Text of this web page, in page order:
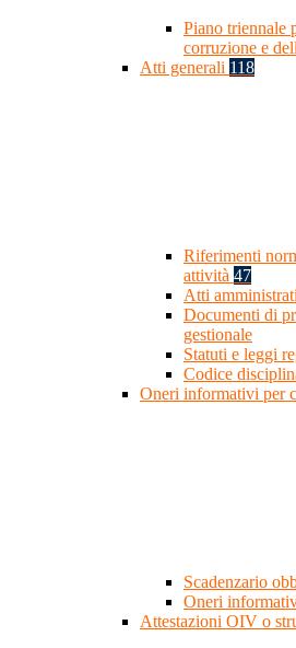
Piano triennale
corruzione e
Atti generali 118
Riferimenti
attività 47
Atti
Documenti di
gestionale
Statuti e leggi
Codice
Oneri informativi per
Scadenzario
Oneri
Attestazioni OIV o